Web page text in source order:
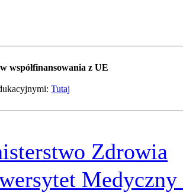
współfinansowania z UE
Tutaj
Zdrowia